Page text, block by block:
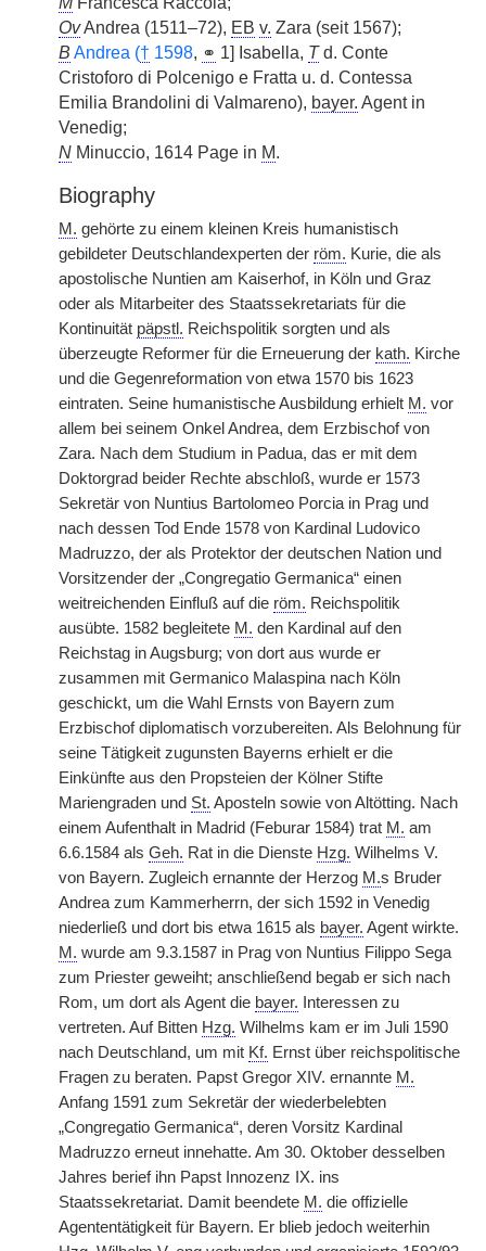
OvAndrea (1511–72), EB v. Zara (seit 1567);
B Andrea († 1598, ⚭ 1] Isabella, Td. Conte
Cristoforo di Polcenigo e Fratta u. d. Contessa
Emilia Brandolini di Valmareno), bayer. Agent in
Venedig;
N Minuccio, 1614 Page in M.
Biography
M. gehörte zu einem kleinen Kreis humanistisch
gebildeter Deutschlandexperten der röm. Kurie, die als
apostolische Nuntien am Kaiserhof, in Köln und Graz
oder als Mitarbeiter des Staatssekretariats für die
Kontinuität päpstl. Reichspolitik sorgten und als
überzeugte Reformer für die Erneuerung der kath. Kirche
und die Gegenreformation von etwa 1570 bis 1623
eintraten. Seine humanistische Ausbildung erhielt M. vor
allem bei seinem Onkel Andrea, dem Erzbischof von
Zara. Nach dem Studium in Padua, das er mit dem
Doktorgrad beider Rechte abschloß, wurde er 1573
Sekretär von Nuntius Bartolomeo Porcia in Prag und
nach dessen Tod Ende 1578 von Kardinal Ludovico
Madruzzo, der als Protektor der deutschen Nation und
Vorsitzender der „Congregatio Germanica“ einen
weitreichenden Einfluß auf die röm. Reichspolitik
ausübte. 1582 begleitete M. den Kardinal auf den
Reichstag in Augsburg; von dort aus wurde er
zusammen mit Germanico Malaspina nach Köln
geschickt, um die Wahl Ernsts von Bayern zum
Erzbischof diplomatisch vorzubereiten. Als Belohnung für
seine Tätigkeit zugunsten Bayerns erhielt er die
Einkünfte aus den Propsteien der Kölner Stifte
Mariengraden und St. Aposteln sowie von Altötting. Nach
einem Aufenthalt in Madrid (Feburar 1584) trat M. am
6.6.1584 als Geh. Rat in die Dienste Hzg. Wilhelms V.
von Bayern. Zugleich ernannte der Herzog M.s Bruder
Andrea zum Kammerherrn, der sich 1592 in Venedig
niederließ und dort bis etwa 1615 als bayer. Agent wirkte.
M. wurde am 9.3.1587 in Prag von Nuntius Filippo Sega
zum Priester geweiht; anschließend begab er sich nach
Rom, um dort als Agent die bayer. Interessen zu
vertreten. Auf Bitten Hzg. Wilhelms kam er im Juli 1590
nach Deutschland, um mit Kf. Ernst über reichspolitische
Fragen zu beraten. Papst Gregor XIV. ernannte M.
Anfang 1591 zum Sekretär der wiederbelebten
„Congregatio Germanica“, deren Vorsitz Kardinal
Madruzzo erneut innehatte. Am 30. Oktober desselben
Jahres berief ihn Papst Innozenz IX. ins
Staatssekretariat. Damit beendete M. die offizielle
Agententätigkeit für Bayern. Er blieb jedoch weiterhin